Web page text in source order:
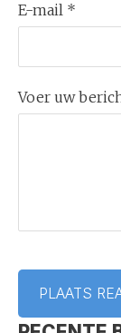
E-mail *
Voer uw